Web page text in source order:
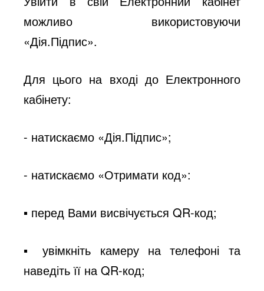
можливо використовуючи
«Дія.Підпис».
Для цього на вході до Електронного
кабінету:
- натискаємо «Дія.Підпис»;
- натискаємо «Отримати код»:
▪ перед Вами висвічується QR-код;
▪ увімкніть камеру на телефоні та
наведіть її на QR-код;